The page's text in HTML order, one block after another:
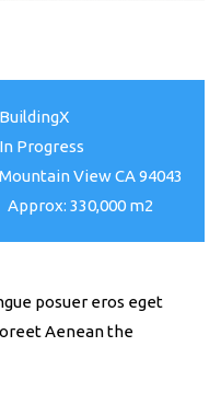
BuildingX
In Progress
Mountain View CA 94043
Approx: 330,000 m2
posuer eros eget
Aenean the